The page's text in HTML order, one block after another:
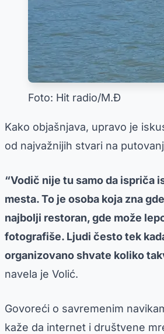
Foto: Hit radio/M.Đ
Kako objašnjava, upravo je
od najvažnijih stvari na
“Vodič nije tu samo da ispriča
mesta. To je osoba koja zna
najbolji restoran, gde može
fotografiše. Ljudi često tek
organizovano shvate koliko
navela je Volić.
Govoreći o savremenim
kaže da internet i društvene